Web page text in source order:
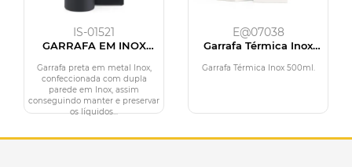
IS-01521
GARRAFA EM INOX
PRETO - 470 ML
Garrafa preta em metal Inox,
confeccionada com dupla
parede em Inox, assim
conseguindo manter e preservar
os líquidos...
E@07038
Garrafa Térmica Inox
Garrafa Térmica Inox 500ml.